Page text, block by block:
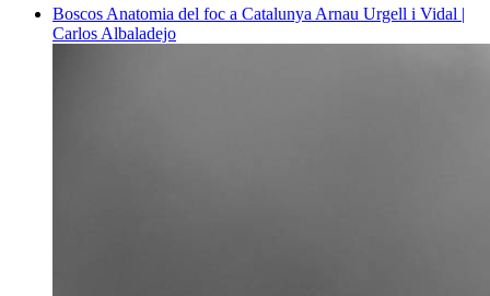
Boscos Anatomia del foc a Catalunya Arnau Urgell i Vidal |
Carlos Albaladejo